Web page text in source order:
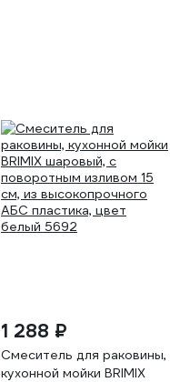
1 288 ₽
Смеситель для раковины,
кухонной мойки BRIMIX